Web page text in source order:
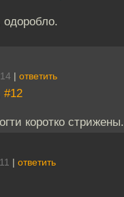
| ответить
#12
коротко стрижены.
| ответить